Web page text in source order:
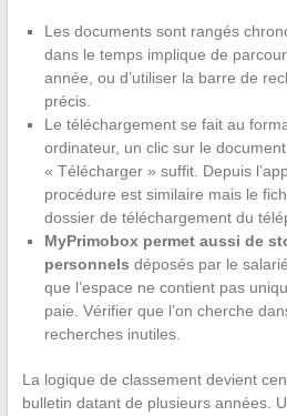
Les documents sont rangés
dans le temps implique de
année, ou d’utiliser la barre de
précis.
Le téléchargement se fait au
ordinateur, un clic sur le
« Télécharger » suffit. Depuis
procédure est similaire mais le
dossier de téléchargement du
MyPrimobox permet aussi de
personnels déposés par le
que l’espace ne contient pas
paie. Vérifier que l’on cherche
recherches inutiles.
La logique de classement devient
bulletin datant de plusieurs années.